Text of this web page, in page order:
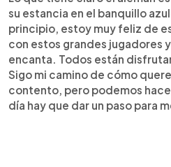
su estancia en el banquillo
principio, estoy muy feliz de
con estos grandes jugadores
encanta. Todos están
Sigo mi camino de cómo
contento, pero podemos
día hay que dar un paso para